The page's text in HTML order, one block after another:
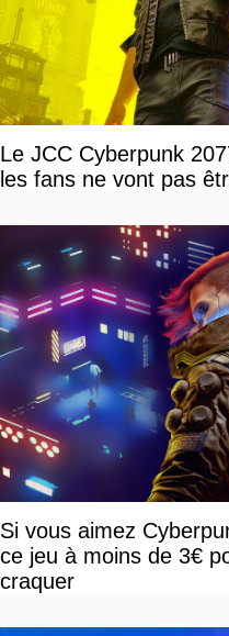
Le JCC Cyberpunk
les fans ne vont pas
Si vous aimez
ce jeu à moins de 3€
craquer